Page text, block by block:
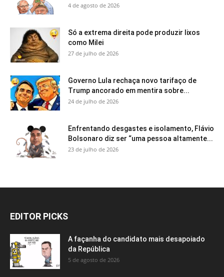
4 de agosto de 2026
Só a extrema direita pode produzir lixos
como Milei
27 de julho de 2026
Governo Lula rechaça novo tarifaço de
Trump ancorado em mentira sobre...
24 de julho de 2026
Enfrentando desgastes e isolamento, Flávio
Bolsonaro diz ser “uma pessoa altamente...
23 de julho de 2026
EDITOR PICKS
A façanha do candidato mais desapoiado
da República
5 de agosto de 2026